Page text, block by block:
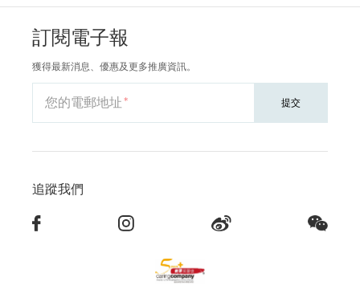
訂閱電子報
獲得最新消息、優惠及更多推廣資訊。
您的電郵地址 提交
追蹤我們